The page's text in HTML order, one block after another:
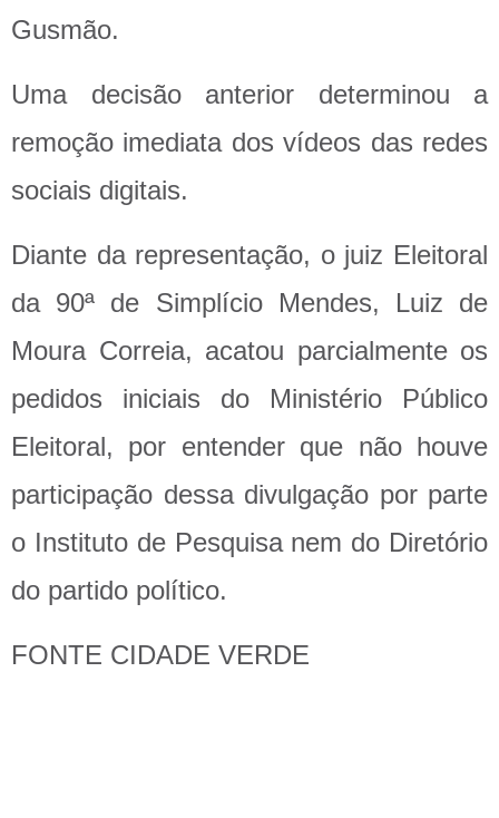
Gusmão.
Uma decisão anterior determinou a
remoção imediata dos vídeos das redes
sociais digitais.
Diante da representação, o juiz Eleitoral
da 90ª de Simplício Mendes, Luiz de
Moura Correia, acatou parcialmente os
pedidos iniciais do Ministério Público
Eleitoral, por entender que não houve
participação dessa divulgação por parte
o Instituto de Pesquisa nem do Diretório
do partido político.
FONTE CIDADE VERDE